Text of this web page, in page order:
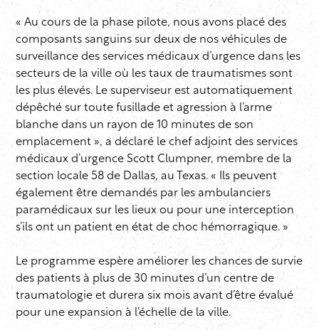
« Au cours de la phase pilote, nous avons placé des
composants sanguins sur deux de nos véhicules de
surveillance des services médicaux d’urgence dans les
secteurs de la ville où les taux de traumatismes sont
les plus élevés. Le superviseur est automatiquement
dépêché sur toute fusillade et agression à l’arme
blanche dans un rayon de 10 minutes de son
emplacement », a déclaré le chef adjoint des services
médicaux d’urgence Scott Clumpner, membre de la
section locale 58 de Dallas, au Texas. « Ils peuvent
également être demandés par les ambulanciers
paramédicaux sur les lieux ou pour une interception
s’ils ont un patient en état de choc hémorragique. »
Le programme espère améliorer les chances de survie
des patients à plus de 30 minutes d’un centre de
traumatologie et durera six mois avant d’être évalué
pour une expansion à l’échelle de la ville.